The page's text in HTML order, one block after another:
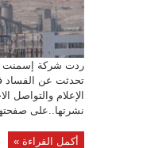
ردت شركة إسمنت
تحدثت عن الفساد
الإعلام والتواصل
نشرتها..على
أكمل القراءة »